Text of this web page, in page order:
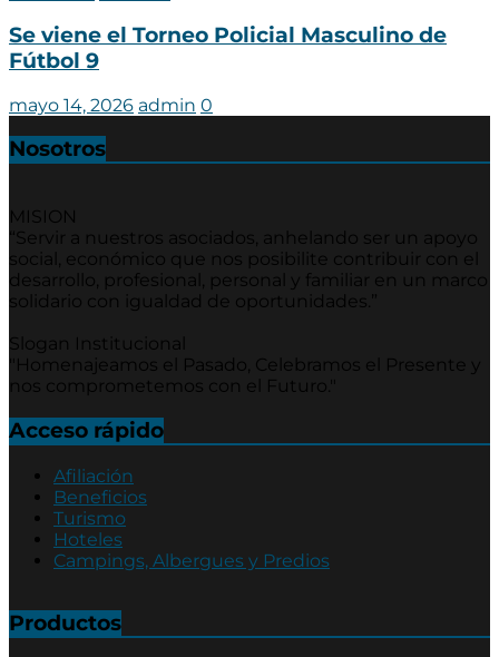
Se viene el Torneo Policial Masculino de
Fútbol 9
mayo 14, 2026 admin 0
Nosotros
MISION
“Servir a nuestros asociados, anhelando ser un apoyo
social, económico que nos posibilite contribuir con el
desarrollo, profesional, personal y familiar en un marco
solidario con igualdad de oportunidades.”
Slogan Institucional
"Homenajeamos el Pasado, Celebramos el Presente y
nos comprometemos con el Futuro."
Acceso rápido
Afiliación
Beneficios
Turismo
Hoteles
Campings, Albergues y Predios
Productos